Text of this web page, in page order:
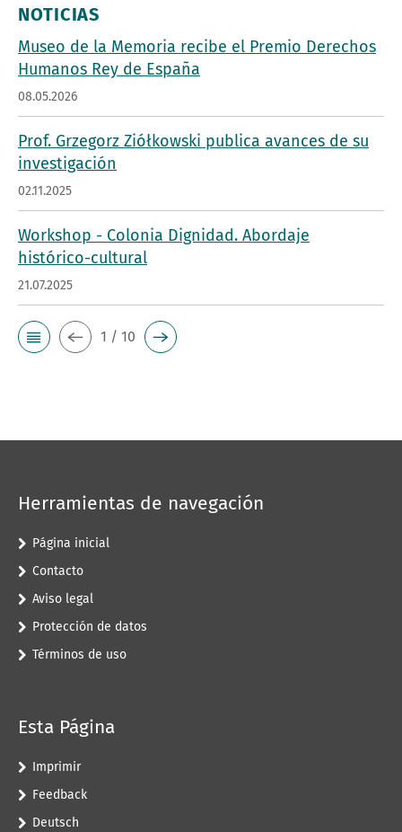
NOTICIAS
Museo de la Memoria recibe el Premio Derechos
Humanos Rey de España
08.05.2026
Prof. Grzegorz Ziółkowski publica avances de su
investigación
02.11.2025
Workshop - Colonia Dignidad. Abordaje
histórico-cultural
21.07.2025
1 / 10
Herramientas de navegación
Página inicial
Contacto
Aviso legal
Protección de datos
Términos de uso
Esta Página
Imprimir
Feedback
Deutsch